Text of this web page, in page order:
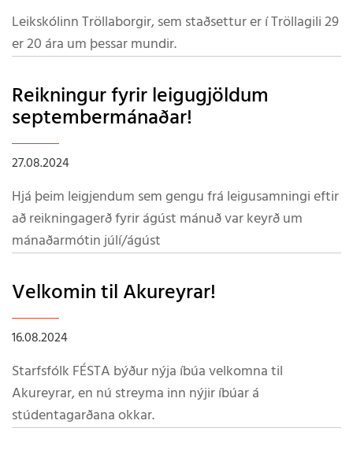
Leikskólinn Tröllaborgir, sem staðsettur er í Tröllagili 29
er 20 ára um þessar mundir.
Reikningur fyrir leigugjöldum
septembermánaðar!
27.08.2024
Hjá þeim leigjendum sem gengu frá leigusamningi eftir
að reikningagerð fyrir ágúst mánuð var keyrð um
mánaðarmótin júlí/ágúst
Velkomin til Akureyrar!
16.08.2024
Starfsfólk FÉSTA býður nýja íbúa velkomna til
Akureyrar, en nú streyma inn nýjir íbúar á
stúdentagarðana okkar.